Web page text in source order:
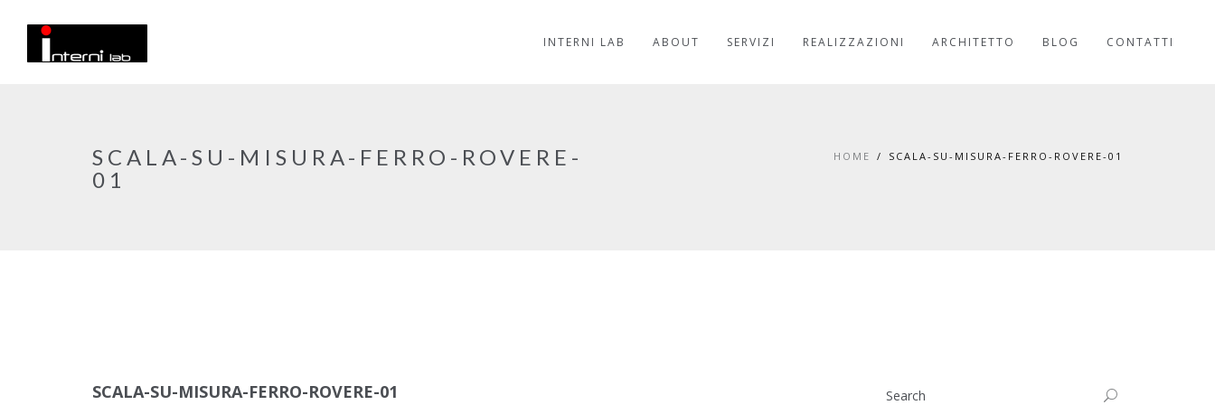
INTERNI LAB ABOUT SERVIZI REALIZZAZIONI ARCHITETTO BLOG CONTATTI
SCALA-SU-MISURA-FERRO-ROVERE-
01
HOME SCALA-SU-MISURA-FERRO-ROVERE-01
SCALA-SU-MISURA-FERRO-ROVERE-01